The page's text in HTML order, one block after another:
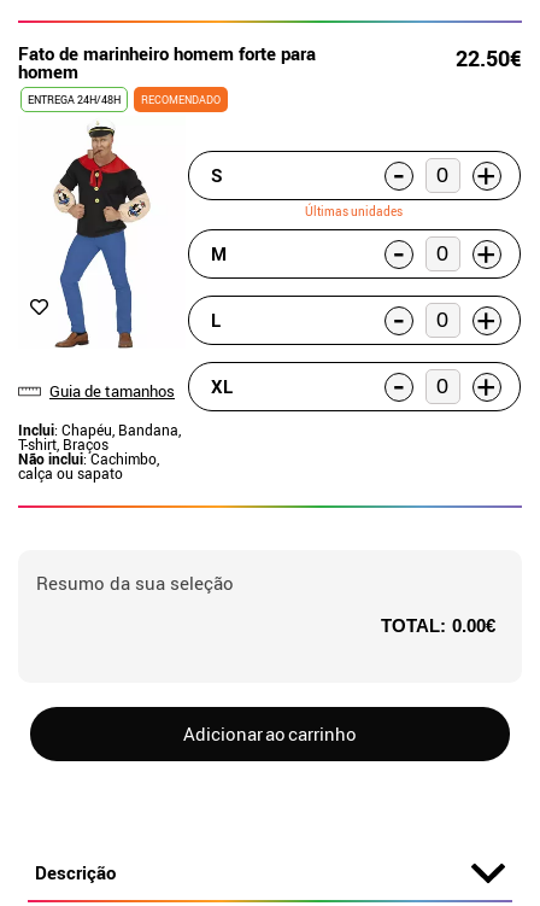
Fato de marinheiro homem forte para
homem 22.50€
ENTREGA 24H/48H RECOMENDADO
Guia de tamanhos
Inclui: Chapéu, Bandana,
T-shirt, Braços
Não inclui: Cachimbo,
calça ou sapato
S - +
Últimas unidades
M - +
L - +
XL - +
Resumo da sua seleção
TOTAL: 0.00€
Adicionar ao carrinho
Descrição